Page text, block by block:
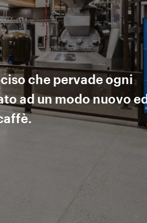
che pervade ogni
ad un modo nuovo ed